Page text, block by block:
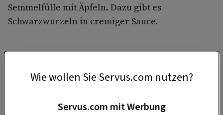
Semmelfülle mit Äpfeln. Dazu gibt es
Schwarzwurzeln in cremiger Sauce.
Ingwerspinat
gedörrten Marillen und Räucherspeck, Spinat
Wie wollen Sie Servus.com nutzen?
Servus.com mit Werbung